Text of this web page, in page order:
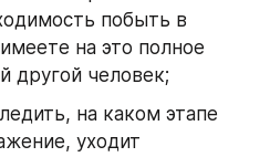
побыть в
на это полное
другой человек;
на каком этапе
уходит